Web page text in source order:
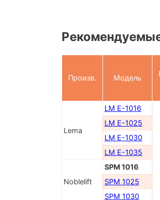
Произв. Модель
Lema
LM E-1016
LM E-1025
LM E-1030
LM E-1035
Noblelift
SPM 1016
SPM 1025
SPM 1030